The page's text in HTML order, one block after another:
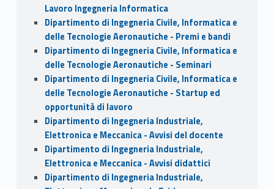
Lavoro Ingegneria Informatica
Dipartimento di Ingegneria Civile, Informatica e
delle Tecnologie Aeronautiche - Premi e bandi
Dipartimento di Ingegneria Civile, Informatica e
delle Tecnologie Aeronautiche - Seminari
Dipartimento di Ingegneria Civile, Informatica e
delle Tecnologie Aeronautiche - Startup ed
opportunità di lavoro
Dipartimento di Ingegneria Industriale,
Elettronica e Meccanica - Avvisi del docente
Dipartimento di Ingegneria Industriale,
Elettronica e Meccanica - Avvisi didattici
Dipartimento di Ingegneria Industriale,